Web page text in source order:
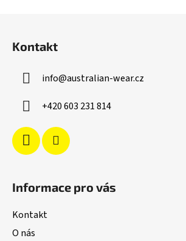
Kontakt
info@australian-wear.cz
+420 603 231 814
Informace pro vás
Kontakt
O nás